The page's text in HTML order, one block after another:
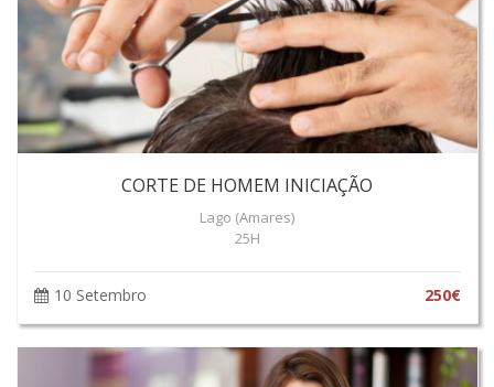
CORTE DE HOMEM INICIAÇÃO
Lago (Amares)
25H
10 Setembro 250€